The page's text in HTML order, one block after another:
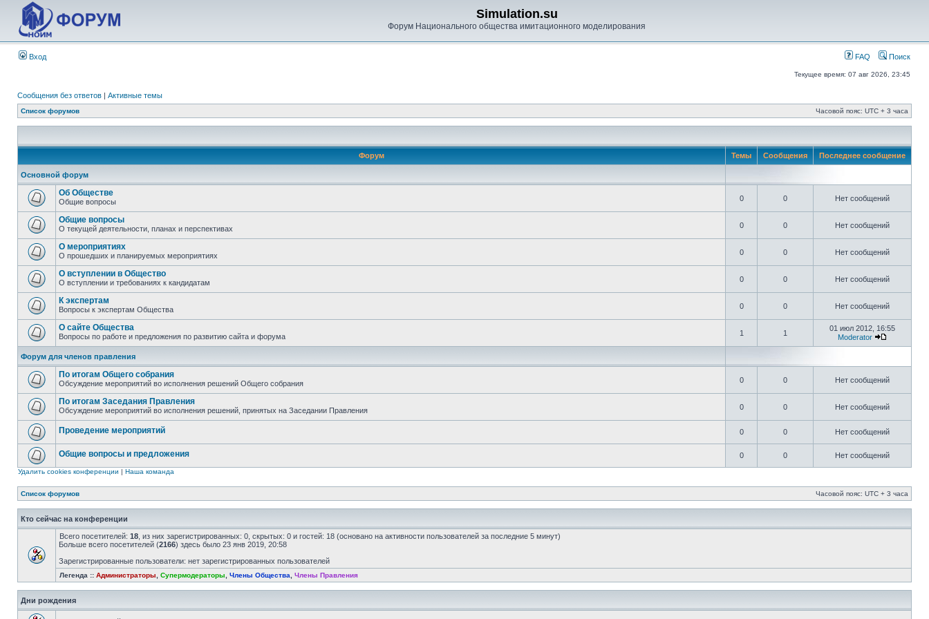
Simulation.su
Форум Национального общества имитационного моделирования
Вход FAQ Поиск
Текущее время: 07 авг 2026, 23:45
Сообщения без ответов | Активные темы
Список форумов Часовой пояс: UTC + 3 часа
Форум Темы Сообщения Последнее сообщение
Основной форум
Об Обществе
Общие вопросы 0 0 Нет сообщений
Общие вопросы
О текущей деятельности, планах и перспективах 0 0 Нет сообщений
О мероприятиях
О прошедших и планируемых мероприятиях 0 0 Нет сообщений
О вступлении в Общество
О вступлении и требованиях к кандидатам 0 0 Нет сообщений
К экспертам
Вопросы к экспертам Общества 0 0 Нет сообщений
О сайте Общества
Вопросы по работе и предложения по развитию сайта и форума 1 1
01 июл 2012, 16:55
Moderator
Форум для членов правления
По итогам Общего собрания
Обсуждение мероприятий во исполнения решений Общего собрания 0 0 Нет сообщений
По итогам Заседания Правления
Обсуждение мероприятий во исполнения решений, принятых на Заседании Правления 0 0 Нет сообщений
Проведение мероприятий 0 0 Нет сообщений
Общие вопросы и предложения 0 0 Нет сообщений
Удалить cookies конференции | Наша команда
Список форумов Часовой пояс: UTC + 3 часа
Кто сейчас на конференции
Всего посетителей: 18 , из них зарегистрированных: 0, скрытых: 0 и гостей: 18 (основано на активности пользователей за последние 5 минут)
Больше всего посетителей (2166) здесь было 23 янв 2019, 20:58
Зарегистрированные пользователи: нет зарегистрированных пользователей
Легенда :: Администраторы Супермодераторы Члены Общества Члены Правления
Дни рождения